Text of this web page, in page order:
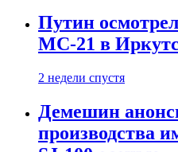
Путин
МС-21 в
2 недели спустя
Демешин
производства